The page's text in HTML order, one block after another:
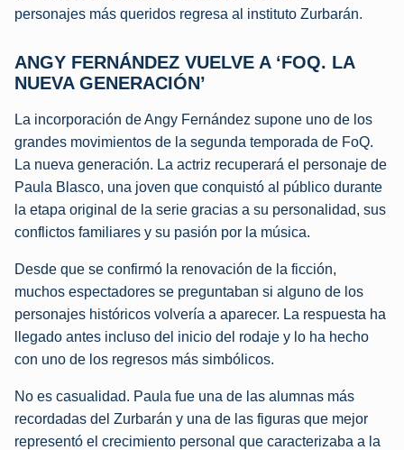
personajes más queridos regresa al instituto Zurbarán.
ANGY FERNÁNDEZ VUELVE A ‘FOQ. LA
NUEVA GENERACIÓN’
La incorporación de Angy Fernández supone uno de los
grandes movimientos de la segunda temporada de FoQ.
La nueva generación. La actriz recuperará el personaje de
Paula Blasco, una joven que conquistó al público durante
la etapa original de la serie gracias a su personalidad, sus
conflictos familiares y su pasión por la música.
Desde que se confirmó la renovación de la ficción,
muchos espectadores se preguntaban si alguno de los
personajes históricos volvería a aparecer. La respuesta ha
llegado antes incluso del inicio del rodaje y lo ha hecho
con uno de los regresos más simbólicos.
No es casualidad. Paula fue una de las alumnas más
recordadas del Zurbarán y una de las figuras que mejor
representó el crecimiento personal que caracterizaba a la